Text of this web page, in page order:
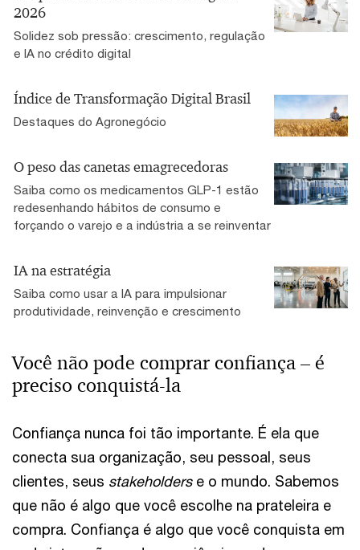
2026
Solidez sob pressão: crescimento, regulação
e IA no crédito digital
Índice de Transformação Digital Brasil
Destaques do Agronegócio
O peso das canetas emagrecedoras
Saiba como os medicamentos GLP-1 estão
redesenhando hábitos de consumo e
forçando o varejo e a indústria a se reinventar
IA na estratégia
Saiba como usar a IA para impulsionar
produtividade, reinvenção e crescimento
Você não pode comprar confiança – é
preciso conquistá-la
Confiança nunca foi tão importante. É ela que
conecta sua organização, seu pessoal, seus
clientes, seus stakeholderse o mundo. Sabemos
que não é algo que você escolhe na prateleira e
compra. Confiança é algo que você conquista em